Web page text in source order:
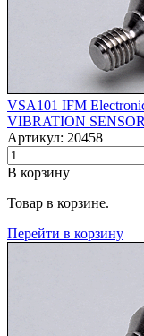
VSA101 IFM
VIBRATION SENSOR
Артикул: 20458
В корзину
Товар в корзине.
Перейти в корзину